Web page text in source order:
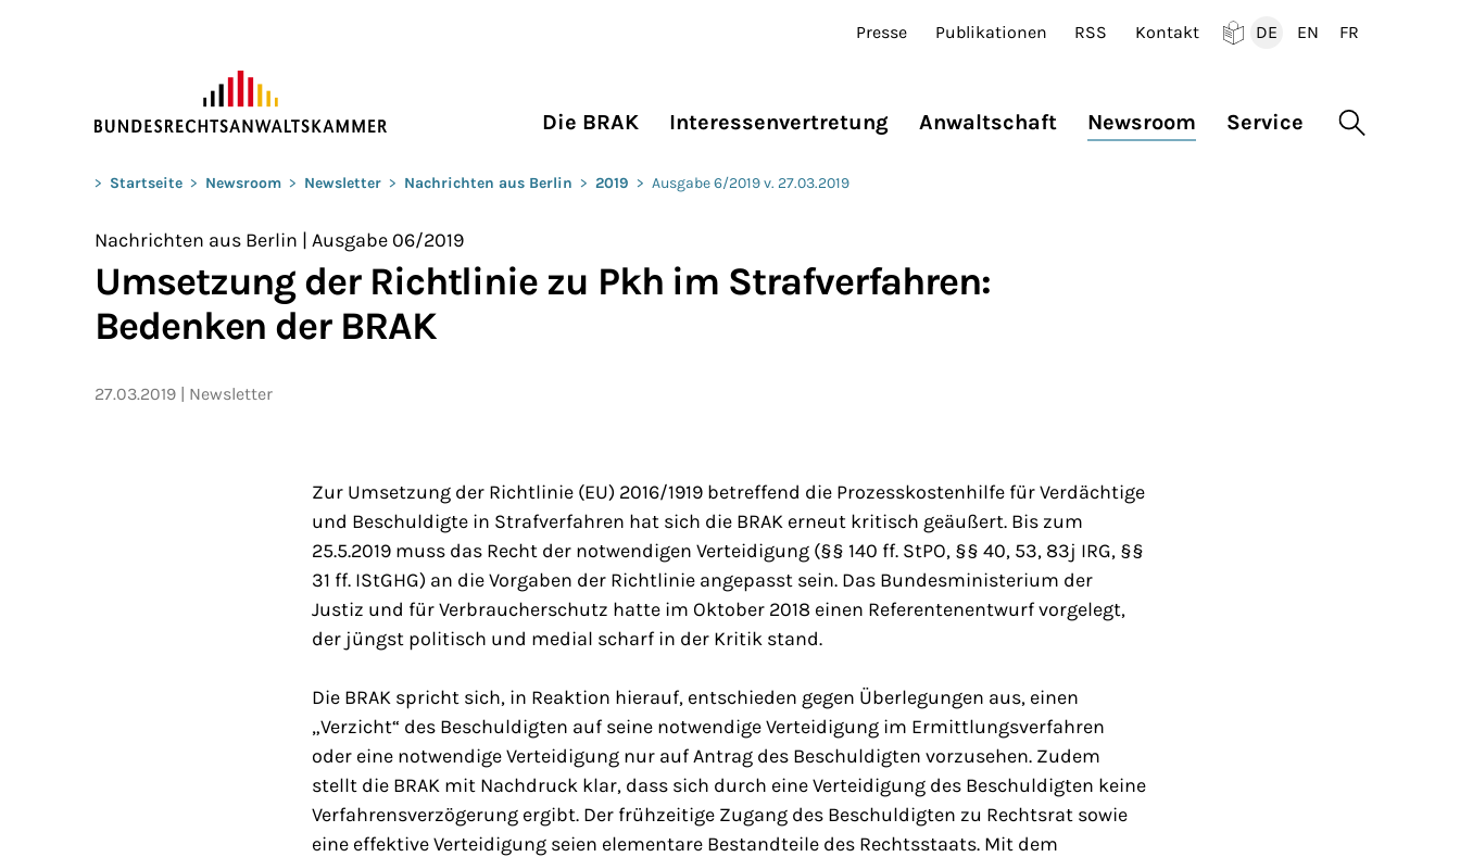
Presse Publikationen RSS Kontakt
DE
EN
FR
Die BRAK Interessenvertretung Anwaltschaft Newsroom Service Suche
Sie befinden sich hier:
> Startseite > Newsroom > Newsletter > Nachrichten aus Berlin > 2019 > Ausgabe 6/2019 v. 27.03.2019
Nachrichten aus Berlin | Ausgabe 06/2019
Umsetzung der Richtlinie zu Pkh im Strafverfahren:
Bedenken der BRAK
27.03.2019 Newsletter
Zur Umsetzung der Richtlinie (EU) 2016/1919 betreffend die Prozesskostenhilfe für Verdächtige
und Beschuldigte in Strafverfahren hat sich die BRAK erneut kritisch geäußert. Bis zum
25.5.2019 muss das Recht der notwendigen Verteidigung (§§ 140 ff. StPO, §§ 40, 53, 83j IRG, §§
31 ff. IStGHG) an die Vorgaben der Richtlinie angepasst sein. Das Bundesministerium der
Justiz und für Verbraucherschutz hatte im Oktober 2018 einen Referentenentwurf vorgelegt,
der jüngst politisch und medial scharf in der Kritik stand.
Die BRAK spricht sich, in Reaktion hierauf, entschieden gegen Überlegungen aus, einen
„Verzicht“ des Beschuldigten auf seine notwendige Verteidigung im Ermittlungsverfahren
oder eine notwendige Verteidigung nur auf Antrag des Beschuldigten vorzusehen. Zudem
stellt die BRAK mit Nachdruck klar, dass sich durch eine Verteidigung des Beschuldigten keine
Verfahrensverzögerung ergibt. Der frühzeitige Zugang des Beschuldigten zu Rechtsrat sowie
eine effektive Verteidigung seien elementare Bestandteile des Rechtsstaats. Mit dem